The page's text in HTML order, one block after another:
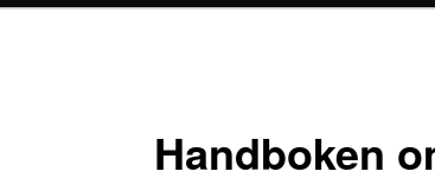
Handboken